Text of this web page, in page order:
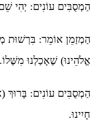
הַמְסֻבִּים עוֹנִים: יְהִי
הַמְזַמֵן אוֹמֵר: בִּרְשׁוּת
אֱלֹהֵינוּ) שֶׁאָכַלְנוּ מִשֶּׁלוֹ.
הַמְסֻבִּים עוֹנִים: בָּרוּךְ
חָיִינוּ.